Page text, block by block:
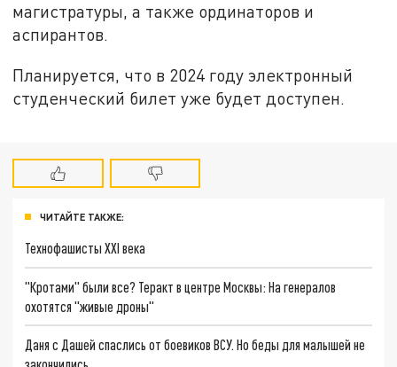
магистратуры, а также ординаторов и
аспирантов.
Планируется, что в 2024 году электронный
студенческий билет уже будет доступен.
ЧИТАЙТЕ ТАКЖЕ:
Технофашисты XXI века
"Кротами" были все? Теракт в центре Москвы: На генералов
охотятся "живые дроны"
Даня с Дашей спаслись от боевиков ВСУ. Но беды для малышей не